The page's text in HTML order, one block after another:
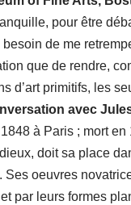
pour être
besoin de me
que de rendre,
d’art primitifs, les
avec
à Paris ; mort
doit sa place
oeuvres
par leurs formes